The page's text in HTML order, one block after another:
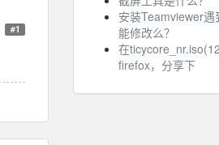
#1
安装Teamviewer
能修改么？
在
firefox，分享下